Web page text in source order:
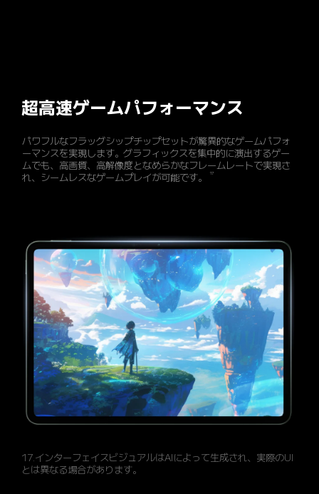
超高速ゲームパフォーマンス
パワフルなフラッグシップチップセットが驚異的なゲームパフォ
ーマンスを実現します。グラフィックスを集中的に演出するゲー
ムでも、高画質、高解像度となめらかなフレームレートで実現さ
れ、シームレスなゲームプレイが可能です。
17
17.インターフェイスビジュアルはAIによって生成され、実際のUI
とは異なる場合があります。